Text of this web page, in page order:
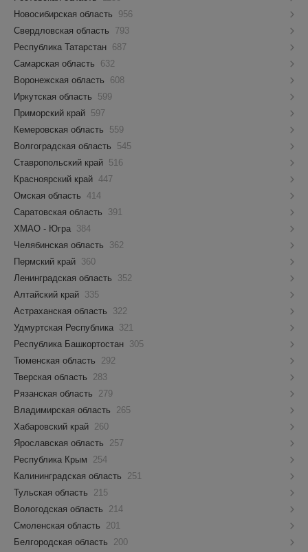
Новосибирская область
956
Свердловская область
793
Республика Татарстан 687
Самарская область
632
Воронежская область
608
Иркутская область
599
Приморский край 597
Кемеровская область
559
Волгоградская область
545
Ставропольский край 516
Красноярский край 447
Омская область 414
Саратовская область
391
ХМАО - Югра 384
Челябинская область
362
Пермский край 360
Ленинградская область
352
Алтайский край 335
Астраханская область
322
Удмуртская Республика 321
Республика Башкортостан 305
Тюменская область
292
Тверская область
283
Рязанская область
279
Владимирская область
265
Хабаровский край 260
Ярославская область
257
Республика Крым
254
Калининградская область
251
Тульская область
215
Вологодская область
214
Смоленская область
201
Белгородская область
200